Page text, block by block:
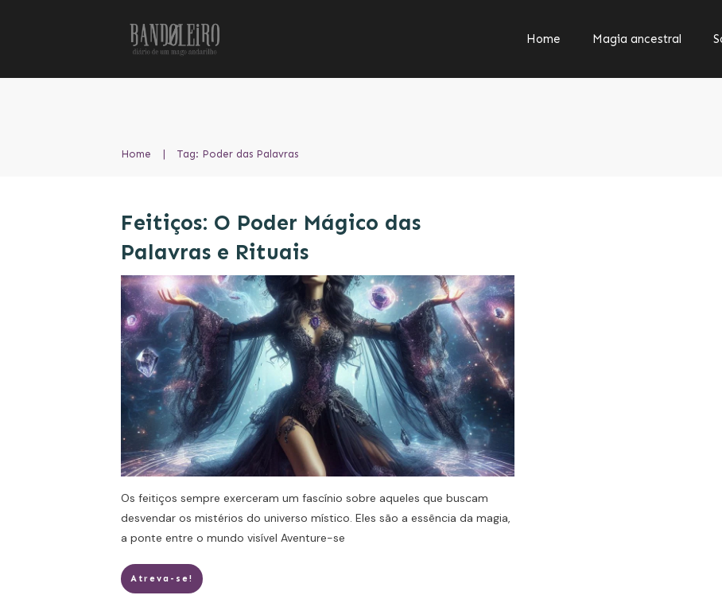
Home Magia ancestral
Home Tag: Poder das Palavras
Feitiços: O Poder Mágico das
Palavras e Rituais
Os feitiços sempre exerceram um fascínio sobre aqueles que buscam
desvendar os mistérios do universo místico. Eles são a essência da magia,
a ponte entre o mundo visível Aventure-se
Atreva-se!